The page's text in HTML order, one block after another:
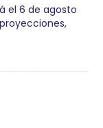
el 6 de agosto